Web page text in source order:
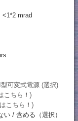
<1*2 mrad
可変式電源 (選択)
こちら！)
こちら！)
/ 含める（選択）